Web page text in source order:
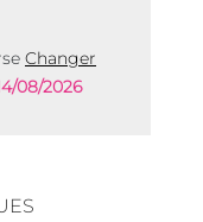
Changer
08/2026